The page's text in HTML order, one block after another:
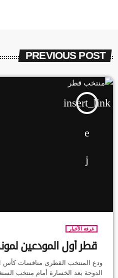
PREVIOUS POST
insert_link
غرفة الآخبار
قطر أول المودعين